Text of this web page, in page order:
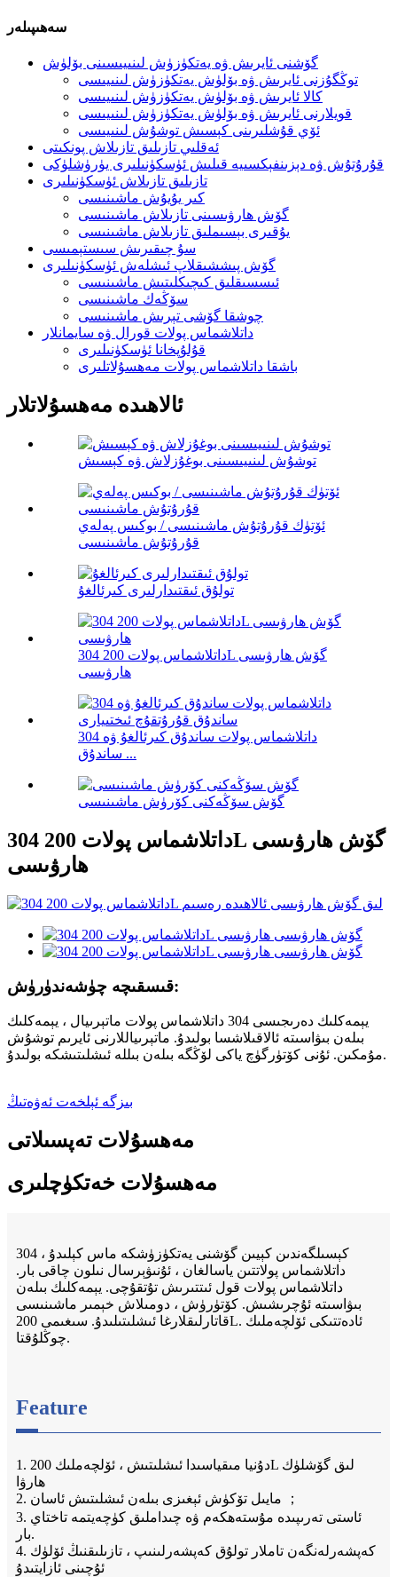
سەھىپىلەر
گۆشنى ئايرىش ۋە يەتكۈزۈش لىنىيىسىنى بۆلۈش
توڭگۇزنى ئايرىش ۋە بۆلۈش يەتكۈزۈش لىنىيىسى
كالا ئايرىش ۋە بۆلۈش يەتكۈزۈش لىنىيىسى
قويلارنى ئايرىش ۋە بۆلۈش يەتكۈزۈش لىنىيىسى
ئۆي قۇشلىرىنى كېسىش توشۇش لىنىيىسى
ئەقلىي تازىلىق تازىلاش پونكىتى
قۇرۇتۇش ۋە دېزىنفېكسىيە قىلىش ئۈسكۈنىلىرى يۈرۈشلۈكى
تازىلىق تازىلاش ئۈسكۈنىلىرى
كىر يۇيۇش ماشىنىسى
گۆش ھارۋىسىنى تازىلاش ماشىنىسى
يۇقىرى بېسىملىق تازىلاش ماشىنىسى
سۇ چىقىرىش سىستېمىسى
گۆش پىششىقلاپ ئىشلەش ئۈسكۈنىلىرى
ئىسسىقلىق كىچىكلىتىش ماشىنىسى
سۆڭەك ماشىنىسى
چوشقا گۆشى تېرىش ماشىنىسى
داتلاشماس پولات قورال ۋە سايمانلار
قۇلۇپخانا ئۈسكۈنىلىرى
باشقا داتلاشماس پولات مەھسۇلاتلىرى
ئالاھىدە مەھسۇلاتلار
توشۇش لىنىيىسىنى بوغۇزلاش ۋە كېسىش
ئۆتۈك قۇرۇتۇش ماشىنىسى / بوكىس پەلەي
قۇرۇتۇش ماشىنىسى
تولۇق ئىقتىدارلىرى كىرئالغۇ
304 داتلاشماس پولات 200L گۆش ھارۋىسى
ھارۋىسى
304 داتلاشماس پولات ساندۇق كىرئالغۇ ۋە
ساندۇق ...
گۆش سۆڭەكنى كۆرۈش ماشىنىسى
304 داتلاشماس پولات 200L گۆش ھارۋىسى
ھارۋىسى
قىسقىچە چۈشەندۈرۈش:
يېمەكلىك دەرىجىسى 304 داتلاشماس پولات ماتېرىيال ، يېمەكلىك
بىلەن بىۋاسىتە ئالاقىلاشسا بولىدۇ. ماتېرىياللارنى ئايرىم توشۇش
مۇمكىن. ئۇنى كۆتۈرگۈچ ياكى لۆڭگە بىلەن بىللە ئىشلىتىشكە بولىدۇ.
بىزگە ئېلخەت ئەۋەتىڭ
مەھسۇلات تەپسىلاتى
مەھسۇلات خەتكۈچلىرى
كېسىلگەندىن كېيىن گۆشنى يەتكۈزۈشكە ماس كېلىدۇ ، 304
داتلاشماس پولاتتىن ياسالغان ، ئۇنىۋېرسال نىلون چاقى بار.
داتلاشماس پولات قول ئىتتىرىش تۇتقۇچى. يېمەكلىك بىلەن
بىۋاسىتە ئۇچرىشىش. كۆتۈرۈش ، دومىلاش خېمىر ماشىنىسى
قاتارلىقلارغا ئىشلىتىلىدۇ. سىغىمى 200L. ئادەتتىكى ئۆلچەملىك
چوڭلۇقتا.
Feature
1. دۇنيا مىقياسىدا ئىشلىتىش ، ئۆلچەملىك 200L لىق گۆشلۈك
ھارۋا
2. مايىل تۆكۈش ئېغىزى بىلەن ئىشلىتىش ئاسان ；
3. ئاستى تەرىپىدە مۇستەھكەم ۋە چىداملىق كۈچەيتمە تاختاي
بار.
4. كەپشەرلەنگەن تاملار تولۇق كەپشەرلىنىپ ، تازىلىقنىڭ ئۆلۈك
ئۇچىنى ئازايتىدۇ